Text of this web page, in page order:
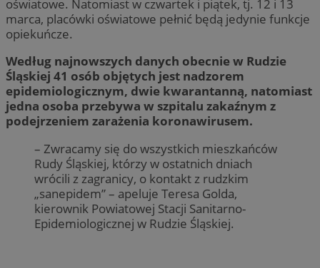
oświatowe. Natomiast w czwartek i piątek, tj. 12 i 13
marca, placówki oświatowe pełnić będą jedynie funkcje
opiekuńcze.
Według najnowszych danych obecnie w Rudzie
Śląskiej 41 osób objętych jest nadzorem
epidemiologicznym, dwie kwarantanną, natomiast
jedna osoba przebywa w szpitalu zakaźnym z
podejrzeniem zarażenia koronawirusem.
– Zwracamy się do wszystkich mieszkańców
Rudy Śląskiej, którzy w ostatnich dniach
wrócili z zagranicy, o kontakt z rudzkim
„sanepidem” – apeluje Teresa Golda,
kierownik Powiatowej Stacji Sanitarno-
Epidemiologicznej w Rudzie Śląskiej.